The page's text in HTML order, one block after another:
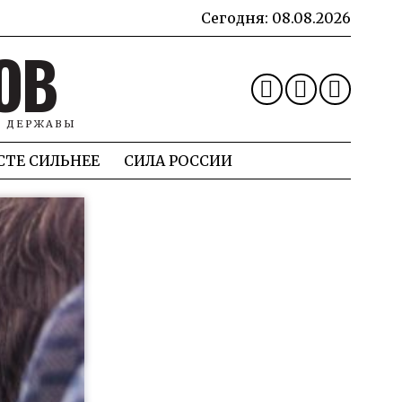
Сегодня: 08.08.2026
ДЕРЖАВЫ
СИЛЬНЕЕ СИЛА РОССИИ